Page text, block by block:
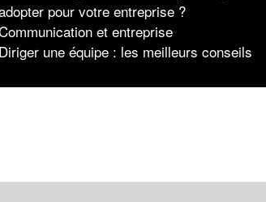
pour votre entreprise ?
et entreprise
Diriger une équipe : les meilleurs conseils